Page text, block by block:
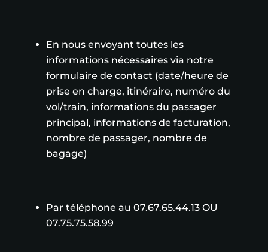
En nous envoyant toutes les
informations nécessaires via notre
formulaire de contact (date/heure de
prise en charge, itinéraire, numéro du
vol/train, informations du passager
principal, informations de facturation,
nombre de passager, nombre de
bagage)
Par téléphone au 07.67.65.44.13 OU
07.75.75.58.99